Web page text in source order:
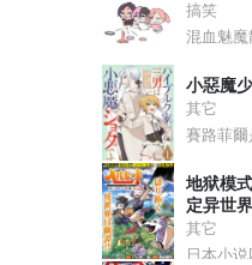
搞笑
混血魅魔
小惡魔
其它
賽路菲
地狱模
定异世
其它
日本小说